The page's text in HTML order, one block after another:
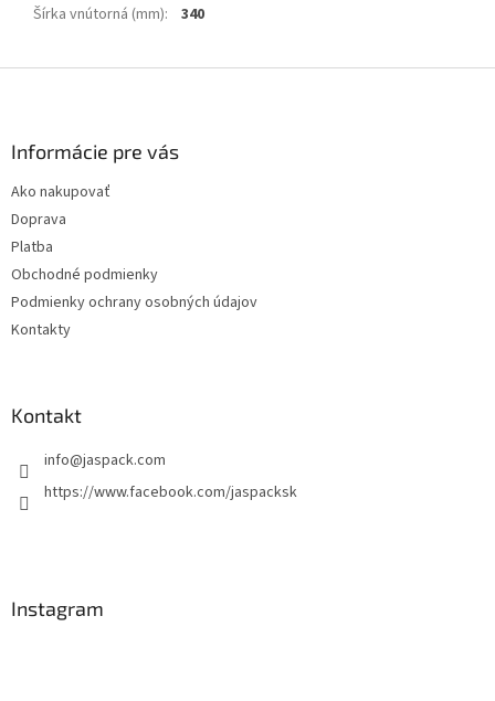
Šírka vnútorná (mm): 340
Informácie pre vás
Ako nakupovať
Doprava
Platba
Obchodné podmienky
Podmienky ochrany osobných údajov
Kontakty
Kontakt
info@jaspack.com
https://www.facebook.com/jaspacksk
Instagram